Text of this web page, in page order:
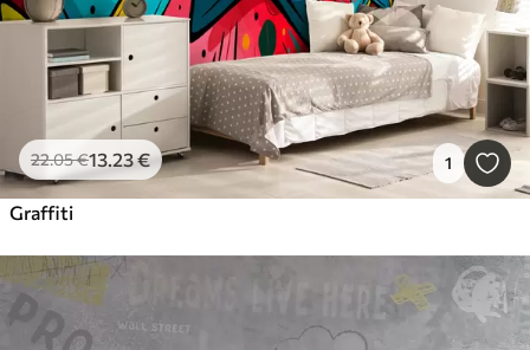
22.05€13.23€ 1
Graffiti